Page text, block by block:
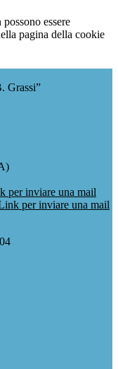
essere
pagina della cookie
Grassi”
per inviare una mail
per inviare una mail